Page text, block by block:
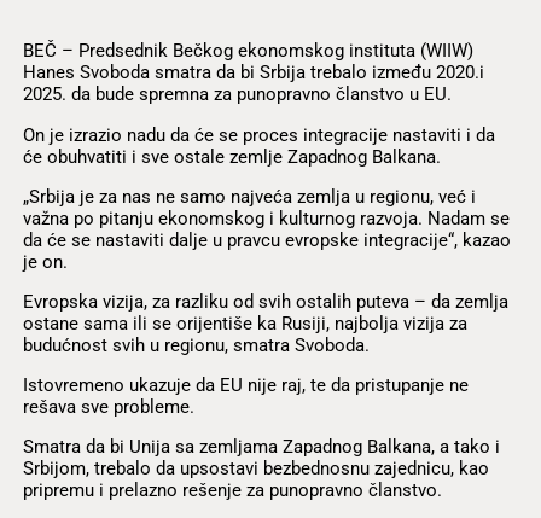
BEČ – Predsednik Bečkog ekonomskog instituta (WIIW)
Hanes Svoboda smatra da bi Srbija trebalo između 2020.i
2025. da bude spremna za punopravno članstvo u EU.
On je izrazio nadu da će se proces integracije nastaviti i da
će obuhvatiti i sve ostale zemlje Zapadnog Balkana.
„Srbija je za nas ne samo najveća zemlja u regionu, već i
važna po pitanju ekonomskog i kulturnog razvoja. Nadam se
da će se nastaviti dalje u pravcu evropske integracije“, kazao
je on.
Evropska vizija, za razliku od svih ostalih puteva – da zemlja
ostane sama ili se orijentiše ka Rusiji, najbolja vizija za
budućnost svih u regionu, smatra Svoboda.
Istovremeno ukazuje da EU nije raj, te da pristupanje ne
rešava sve probleme.
Smatra da bi Unija sa zemljama Zapadnog Balkana, a tako i
Srbijom, trebalo da upsostavi bezbednosnu zajednicu, kao
pripremu i prelazno rešenje za punopravno članstvo.